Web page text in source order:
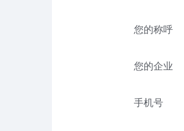
您的称呼
您的企业
手机号